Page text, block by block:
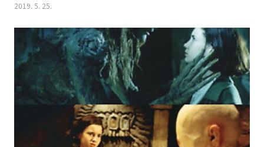
다정한 영화음악 39회를 들어보시기 바랍니다. 댓글과 좋아요는 커다란
힘이 됩니다 :) 1부: www.podty.me/episode/14229951 피아니스트
문용의 다정한 영화음악 39회 1부 - 백투더퓨처 [용산FM] 피아니스트 문
용의 다정한 영화음악 39회 1부 - 백투더퓨처 [용산FM] * 진행: 문용 / 게
스트: 만게TAra, 락수다 로이..
2019. 5. 25.